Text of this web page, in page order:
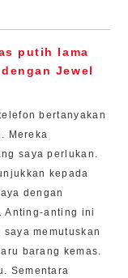
putih lama
Jewel
bertanyakan
Mereka
saya perlukan.
kepada
dengan
Anting-anting ini
memutuskan
barang kemas.
Sementara